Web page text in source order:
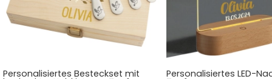
Personalisiertes Besteckset mit Personalisiertes LED-